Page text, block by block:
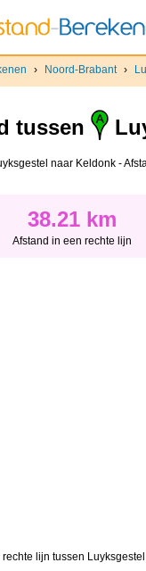
› Noord-Brabant ›
tussen
naar Keldonk -
38.21 km
Afstand in een rechte lijn
lijn tussen